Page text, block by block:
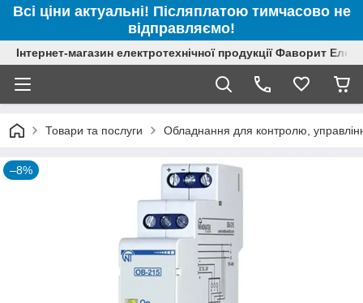
Всі ціни актуальні! Післяплатою тимчасово не
відправляємо!
Інтернет-магазин електротехнічної продукції Фаворит
Товари та послуги Обладнання для контролю,
–8%